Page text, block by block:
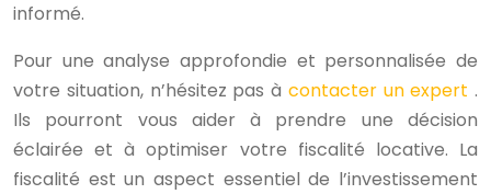
informé.
Pour une analyse approfondie et personnalisée de
votre situation, n’hésitez pas à contacter un expert .
Ils pourront vous aider à prendre une décision
éclairée et à optimiser votre fiscalité locative. La
fiscalité est un aspect essentiel de l’investissement